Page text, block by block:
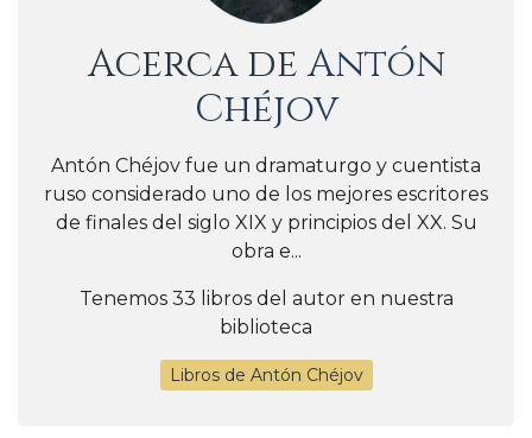
Acerca deAntón
Chéjov
Antón Chéjov fue un dramaturgo y cuentista
ruso considerado uno de los mejores escritores
de finales del siglo XIX y principios del XX. Su
obra e...
Tenemos 33 libros del autor en nuestra
biblioteca
Libros de Antón Chéjov